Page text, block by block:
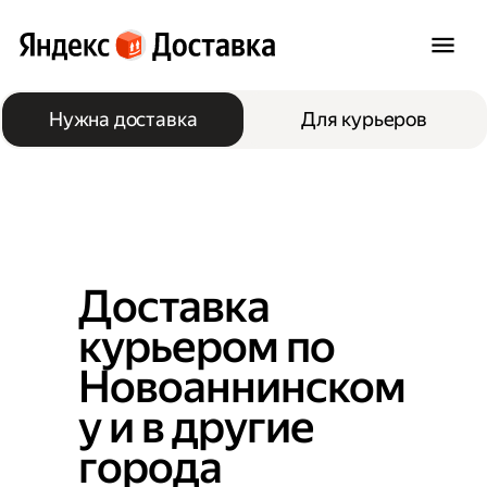
Нужна доставка Для курьеров
Доставка
курьером по
Новоаннинском
у и в другие
города